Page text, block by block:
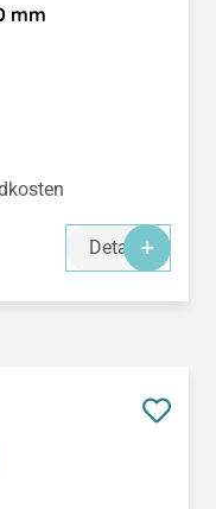
mm
Details